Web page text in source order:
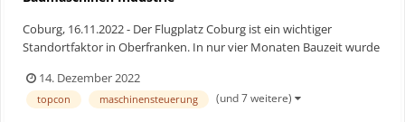
Coburg, 16.11.2022 - Der Flugplatz Coburg ist ein wichtiger
Standortfaktor in Oberfranken. In nur vier Monaten Bauzeit wurde
Tachymetern der neuesten Generation pünktlich grundsaniert.
Bauforum24 Artikel (14.11.2022): Raupensteuerung M...
14. Dezember 2022
topcon maschinensteuerung (und 7 weitere)